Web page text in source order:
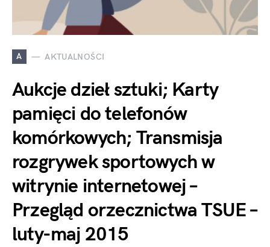
A AKTUALNOŚCI
Aukcje dzieł sztuki; Karty
pamięci do telefonów
komórkowych; Transmisja
rozgrywek sportowych w
witrynie internetowej –
Przegląd orzecznictwa TSUE –
luty-maj 2015